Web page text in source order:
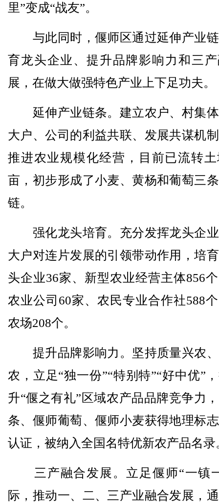
里”变成“战友”。
与此同时，偃师区通过延伸产业
育龙头企业、提升品牌影响力和三
展，在做大做强特色产业上下足功夫。
延伸产业链条。建立农户、村集
大户、公司的利益共联、发展共谋机
推进农业规模化经营，目前已流转土
亩，初步形成了小麦、黄杨和葡萄三
链。
强化龙头培育。充分发挥龙头企
大户对连片发展的引领带动作用，培
头企业36家、新型农业经营主体856
农业公司60家、农民专业合作社588
农场208个。
提升品牌影响力。坚持质量兴农
农，立足“独一份”“特别特”“好中优”
升“偃之有礼”区域农产品品牌竞争力
条、偃师葡萄、偃师小麦获得地理标
认证，被纳入全国名特优新农产品名录
三产融合发展。立足偃师“一镇
际，推动一、二、三产业融合发展，